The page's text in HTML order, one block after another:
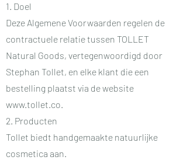
1. Doel
Deze Algemene Voorwaarden regelen de
contractuele relatie tussen TOLLET
Natural Goods, vertegenwoordigd door
Stephan Tollet, en elke klant die een
bestelling plaatst via de website
www.tollet.co.
2. Producten
Tollet biedt handgemaakte natuurlijke
cosmetica aan.